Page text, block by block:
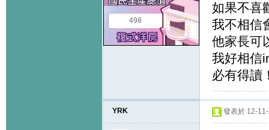
498
如果不喜
我不相信
他家長可
我好相信
必有得讀
YRK 發表於 12-